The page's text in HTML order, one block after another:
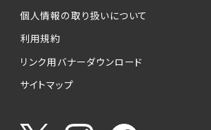
個人情報の取り扱いについて
利用規約
リンク用バナーダウンロード
サイトマップ